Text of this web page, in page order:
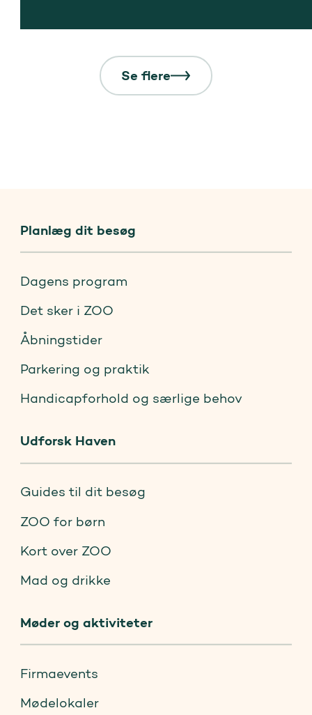
Se flere
Planlæg dit besøg
Dagens program
Det sker i ZOO
Åbningstider
Parkering og praktik
Handicapforhold og særlige behov
Udforsk Haven
Guides til dit besøg
ZOO for børn
Kort over ZOO
Mad og drikke
Møder og aktiviteter
Firmaevents
Mødelokaler